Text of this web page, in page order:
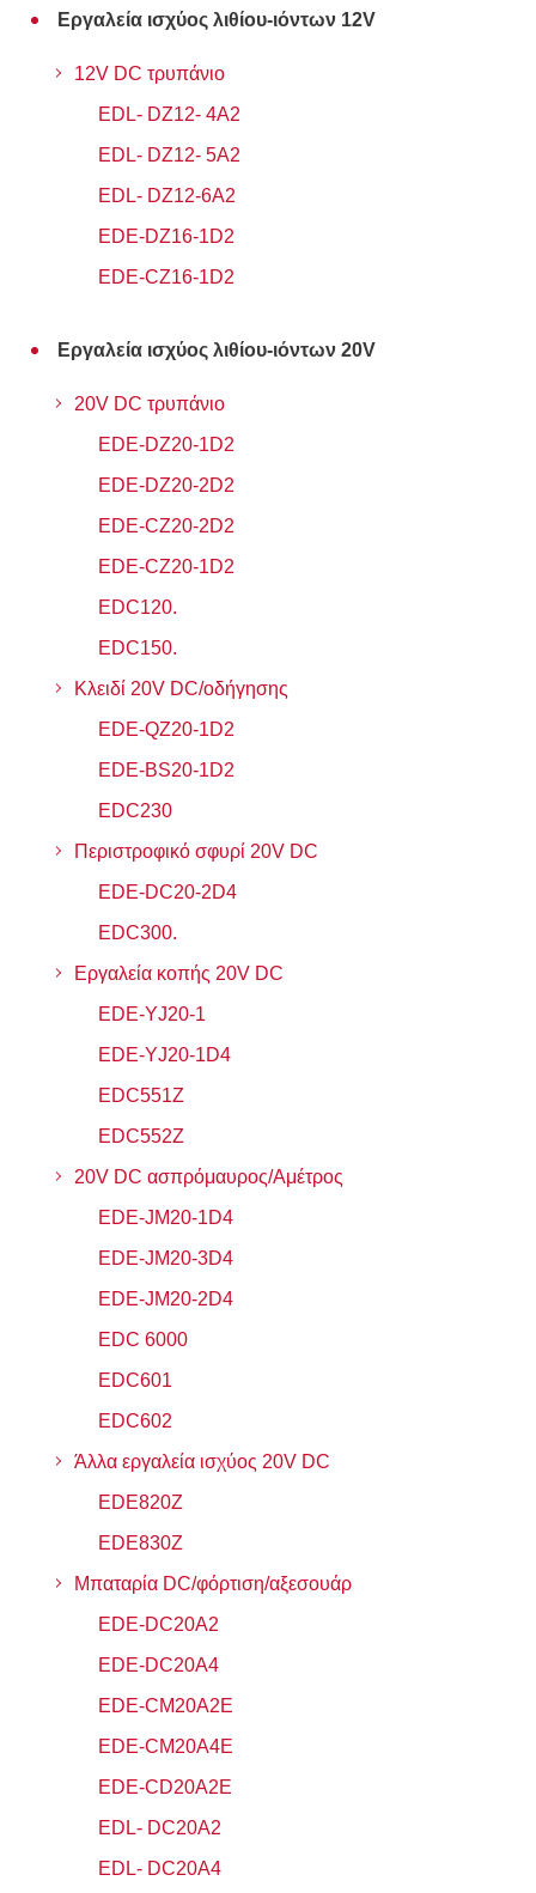
Εργαλεία ισχύος λιθίου-ιόντων 12V
12V DC τρυπάνιο
EDL- DZ12- 4A2
EDL- DZ12- 5A2
EDL- DZ12-6A2
EDE-DZ16-1D2
EDE-CZ16-1D2
Εργαλεία ισχύος λιθίου-ιόντων 20V
20V DC τρυπάνιο
EDE-DZ20-1D2
EDE-DZ20-2D2
EDE-CZ20-2D2
EDE-CZ20-1D2
EDC120.
EDC150.
Κλειδί 20V DC/οδήγησης
EDE-QZ20-1D2
EDE-BS20-1D2
EDC230
Περιστροφικό σφυρί 20V DC
EDE-DC20-2D4
EDC300.
Εργαλεία κοπής 20V DC
EDE-YJ20-1
EDE-YJ20-1D4
EDC551Z
EDC552Z
20V DC ασπρόμαυρος/Αμέτρος
EDE-JM20-1D4
EDE-JM20-3D4
EDE-JM20-2D4
EDC 6000
EDC601
EDC602
Άλλα εργαλεία ισχύος 20V DC
EDE820Z
EDE830Z
Μπαταρία DC/φόρτιση/αξεσουάρ
EDE-DC20A2
EDE-DC20A4
EDE-CM20A2E
EDE-CM20A4E
EDE-CD20A2E
EDL- DC20A2
EDL- DC20A4